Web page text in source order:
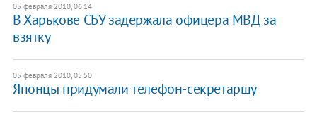
05 февраля 2010, 06:14
В Харькове СБУ задержала офицера МВД за
взятку
05 февраля 2010, 05:50
Японцы придумали телефон-секретаршу